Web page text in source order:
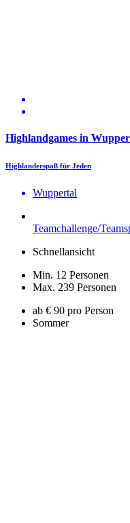
Highlandgames in
Highlanderspaß für Jeden
Wuppertal
Teamchallenge/
Schnellansicht
Min. 12 Personen
Max. 239 Personen
ab € 90 pro Person
Sommer